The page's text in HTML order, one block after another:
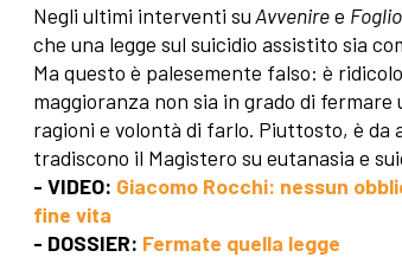
Negli ultimi interventi suAvveniree Foglio
che una legge sul suicidio assistito sia
Ma questo è palesemente falso: è
maggioranza non sia in grado di fermare
ragioni e volontà di farlo. Piuttosto, è da
tradiscono il Magistero su eutanasia e
- VIDEO: Giacomo Rocchi: nessun
fine vita
- DOSSIER: Fermate quella legge